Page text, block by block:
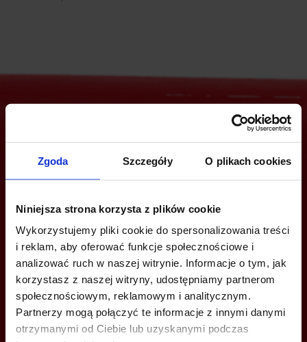
Zgoda Szczegóły O plikach cookies
Niniejsza strona korzysta z plików cookie
Wykorzystujemy pliki cookie do spersonalizowania treści
i reklam, aby oferować funkcje społecznościowe i
analizować ruch w naszej witrynie. Informacje o tym, jak
korzystasz z naszej witryny, udostępniamy partnerom
społecznościowym, reklamowym i analitycznym.
Partnerzy mogą połączyć te informacje z innymi danymi
otrzymanymi od Ciebie lub uzyskanymi podczas
Jesteś zainteresowany tą ofertą?
ZADZWOŃ I DOWIEDZ SIĘ WIĘCEJ
+48 12 294 94 30
krakow@bazabiur.pl